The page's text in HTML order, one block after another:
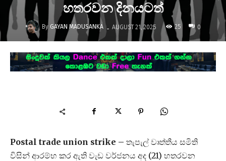
හතරවන දිනයටත්
By GAYAN MADUSANKA - AUGUST 21, 2025 25 0
Postal trade union strike – තැපැල් වෘත්තීය සමිති
විසින් ආරම්භ කර ඇති වැඩ වර්ජනය අද (21) හතරවන